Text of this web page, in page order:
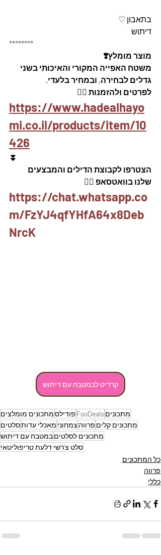
בתאבון ♡
דיתוש
********
מוצר מומלץ❣️
משטח האפייה המקורי והאיכותי בשני
גדלים לבחירה, ובמחיר בלעדי.
לפרטים ולהזמנות 👇🏼
https://www.hadealhayo
mi.co.il/products/item/10
426
⏬
הצטרפו לקבוצת הדילים והמבצעים
שלנו בוואטסאפ 👇🏽
https://chat.whatsapp.co
m/FzYJ4qfYHfA64x8Deb
NrcK
קרדיט לבמטבח עם דיתוש
מתכונים FooDeals פודילסמתכונים מומלצים
מתכונים קלים פרווה צמחוני מאכלי עדותסלטים
מתכונים לסלטיםבמטבח עם דיתוש
סלט צ'רשי דלעת טריפוליטאי
כל המתכונים
פרווה
כללי